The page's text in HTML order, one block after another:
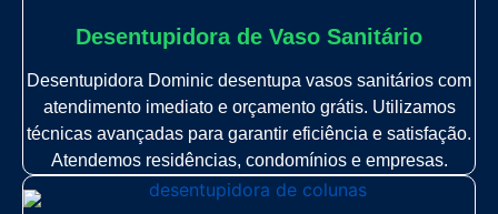
Desentupidora de Vaso Sanitário
Desentupidora Dominic desentupa vasos sanitários com
atendimento imediato e orçamento grátis. Utilizamos
técnicas avançadas para garantir eficiência e satisfação.
Atendemos residências, condomínios e empresas.